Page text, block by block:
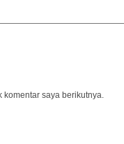
komentar saya berikutnya.